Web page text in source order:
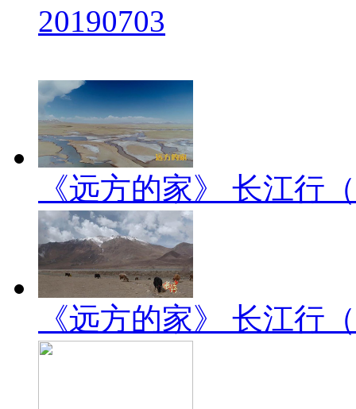
20190703
《远方的家》 长江行
《远方的家》 长江行